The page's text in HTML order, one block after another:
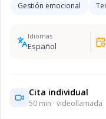
Gestión emocional
Idiomas
Español
Cita individual
50 min · videollamada